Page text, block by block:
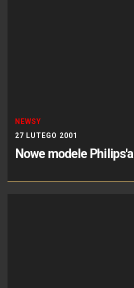
NEWSY
27 LUTEGO 2001
Nowe modele Philips'a